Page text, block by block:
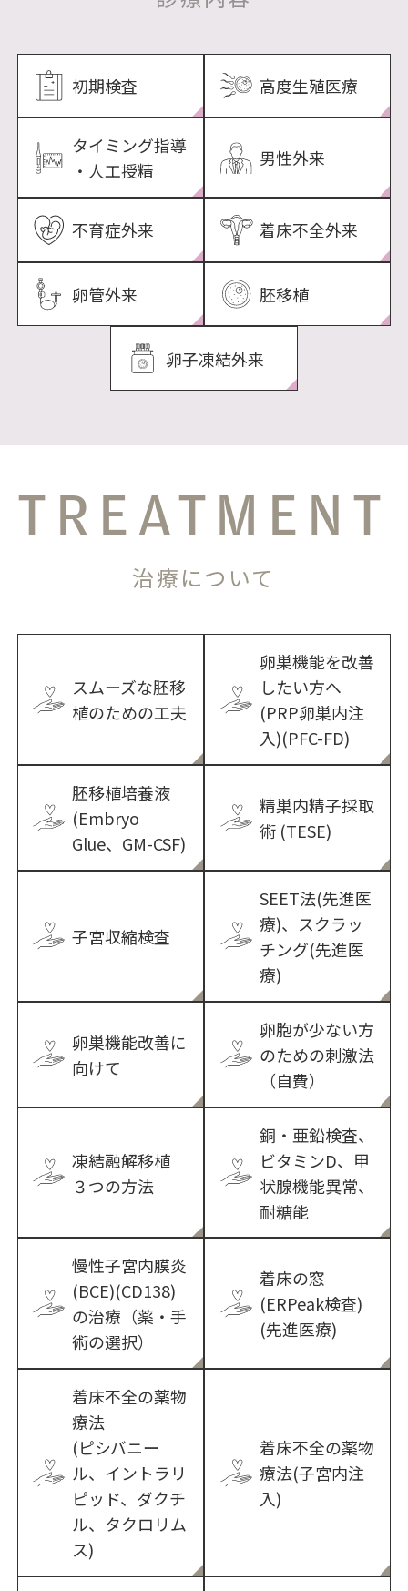
初期検査 高度生殖医療
タイミング指導
・ 人工授精
男性外来
不育症外来 着床不全外来
卵管外来 胚移植
卵子凍結外来
TREATMENT
治療について
スムーズな胚移
植のための工夫
卵巣機能を改善
したい方へ
(PRP卵巣内注
入)(PFC-FD)
胚移植培養液
(Embryo
Glue、GM-CSF)
精巣内精子採取
術 (TESE)
子宮収縮検査
SEET法(先進医
療)、スクラッ
チング(先進医
療)
卵巣機能改善に
向けて
卵胞が少ない方
のための刺激法
（自費）
凍結融解移植
３つの方法
銅・亜鉛検査、
ビタミンD、甲
状腺機能異常、
耐糖能
慢性子宮内膜炎
(BCE)(CD138)
の治療（薬・手
術の選択）
着床の窓
(ERPeak検査)
(先進医療)
着床不全の薬物
療法
(ピシバニー
ル、イントラリ
ピッド、ダクチ
ル、タクロリム
ス)
着床不全の薬物
療法(子宮内注
入)